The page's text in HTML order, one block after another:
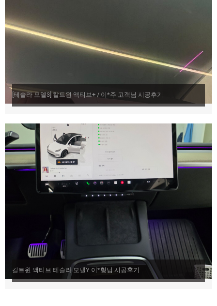
[테슬라 모델3] 칼트윈 액티브+ / 이*주 고객님 시공후기
칼트윈 액티브 테슬라 모델Y 이*형님 시공후기